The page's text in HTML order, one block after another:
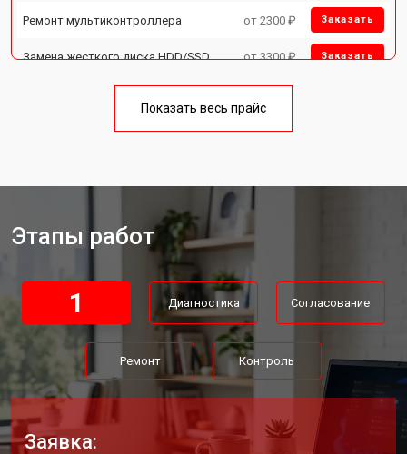
Ремонт мультиконтроллера от 2300 ₽ Заказать
Замена жесткого диска HDD/SSD от 3300 ₽ Заказать
Замена клавиатуры от 2900 ₽
Замена матрицы ноутбука Toshiba от 2300 ₽
Замена Wi-Fi ноутбука Toshiba
Ремонт цепи питания от 3500 ₽ Заказать
Замена USB порта от 2200 ₽ Заказать
Замена звуковой карты от 1700 ₽ Заказать
Замена кулера ноутбука Toshiba от 2600 ₽
Показать весь прайс
Этапы работ
1 Диагностика Согласование
Ремонт Контроль
Заявка: